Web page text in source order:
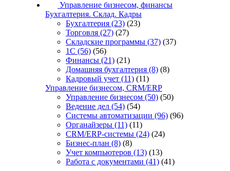
Управление бизнесом, финансы
Бухгалтерия. Склад. Кадры
Бухгалтерия (23) (23)
Торговля (27) (27)
Складские программы (37) (37)
1С (56) (56)
Финансы (21) (21)
Домашняя бухгалтерия (8) (8)
Кадровый учет (11) (11)
Управление бизнесом, CRM/ERP
Управление бизнесом (50) (50)
Ведение дел (54) (54)
Системы автоматизации (96) (96)
Органайзеры (11) (11)
CRM/ERP-системы (24) (24)
Бизнес-план (8) (8)
Учет компьютеров (13) (13)
Работа с документами (41) (41)